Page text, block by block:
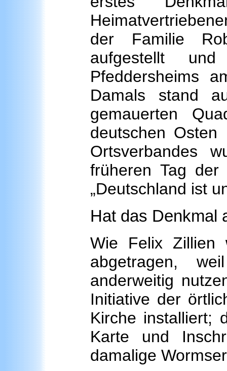
der Familie
aufgestellt
Pfeddersheims
Damals stand
gemauerten
deutschen Osten
Ortsverbandes
früheren Tag
„Deutschland ist
Hat das Denkmal
Wie Felix Zillien
abgetragen,
anderweitig
Initiative der
Kirche installiert;
Karte und
damalige